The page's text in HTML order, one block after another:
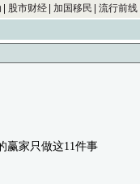
股市财经 加国移民 流行前线
赢家只做这11件事